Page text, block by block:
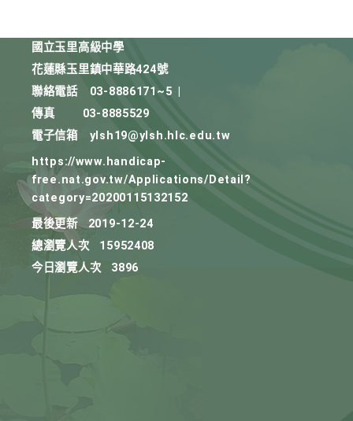
國立玉里高級中學
花蓮縣玉里鎮中華路424號
聯絡電話
03-8886171~5
傳真
03-8885529
電子信箱
ylsh19@ylsh.hlc.edu.tw
https://www.handicap-
free.nat.gov.tw/Applications/Detail?
category=20200115132152
最後更新
2019-12-24
總瀏覽人次
15952408
今日瀏覽人次
3896